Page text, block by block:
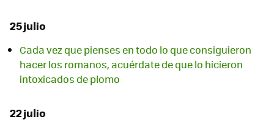
25 julio
Cada vez que pienses en todo lo que consiguieron
hacer los romanos, acuérdate de que lo hicieron
intoxicados de plomo
22 julio